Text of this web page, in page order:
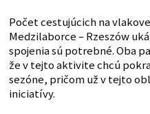
Počet cestujúcich na
Medzilaborce – Rzeszów
spojenia sú potrebné. Oba
že v tejto aktivite chcú
sezóne, pričom už v tejto
iniciatívy.